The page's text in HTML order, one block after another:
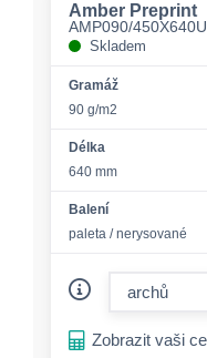
Amber Preprint
AMP090/450X640U
Skladem
Gramáž
90 g/m2
Délka
640 mm
Balení
paleta / nerysované
Zobrazit vaši